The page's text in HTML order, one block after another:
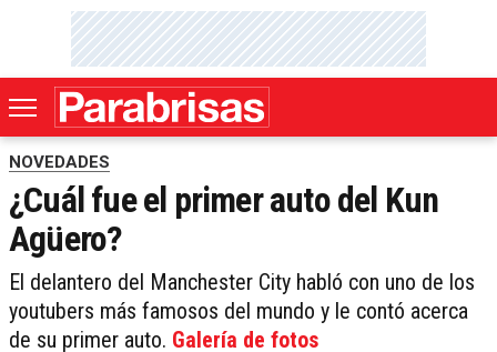
NOVEDADES
¿Cuál fue el primer auto del Kun
Agüero?
El delantero del Manchester City habló con uno de los
youtubers más famosos del mundo y le contó acerca
de su primer auto. Galería de fotos